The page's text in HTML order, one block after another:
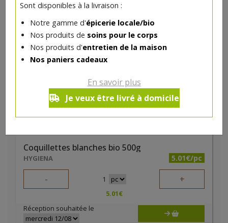
Sont disponibles à la livraison :
Notre gamme d'épicerie locale/bio
Nos produits de soins pour le corps
Nos produits d'entretien de la maison
Nos paniers cadeaux
En savoir plus
Je veux être livré à domicile
DANS LA MÊME CATÉGORIE ...
Coquillettes blanches bio 500g
HYGIENA 5.01€/pc
- 1 +
5.01€
Réception souhaitée le